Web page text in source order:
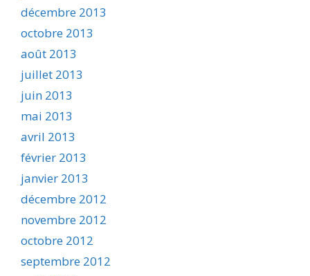
décembre 2013
octobre 2013
août 2013
juillet 2013
juin 2013
mai 2013
avril 2013
février 2013
janvier 2013
décembre 2012
novembre 2012
octobre 2012
septembre 2012